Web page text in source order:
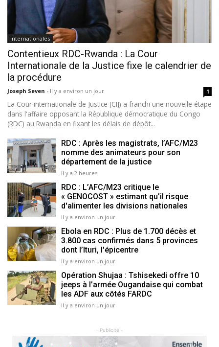
Internationales
Contentieux RDC-Rwanda : La Cour
Internationale de la Justice fixe le calendrier de
la procédure
Joseph Seven - Il y a environ un jour 1
La Cour internationale de Justice (CIJ) a franchi une nouvelle étape
dans l'affaire opposant la République démocratique du Congo
(RDC) au Rwanda en fixant les délais de dépôt...
RDC : Après les magistrats, l’AFC/M23
nomme des animateurs pour son
département de la justice
Il y a 2 heures
RDC : L’AFC/M23 critique le
« GENOCOST » estimant qu’il risque
d'alimenter les divisions nationales
Il y a environ un jour
Ebola en RDC : Plus de 1.700 décès et
3.800 cas confirmés dans 5 provinces
dont l’Ituri, l'épicentre
Il y a environ un jour
Opération Shujaa : Tshisekedi offre 10
jeeps à l’armée Ougandaise qui combat
les ADF aux côtés FARDC
Il y a environ un jour
- Publicité -